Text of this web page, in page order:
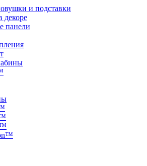
и подставки
декоре
панели